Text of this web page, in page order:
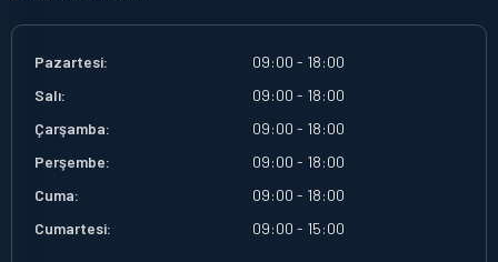
Pazartesi:
09:00 - 18:00
Salı:
09:00 - 18:00
Çarşamba:
09:00 - 18:00
Perşembe:
09:00 - 18:00
Cuma:
09:00 - 18:00
Cumartesi:
09:00 - 15:00